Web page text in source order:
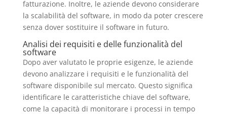
fatturazione. Inoltre, le aziende devono considerare
la scalabilità del software, in modo da poter crescere
senza dover sostituire il software in futuro.
Analisi dei requisiti e delle funzionalità del
software
Dopo aver valutato le proprie esigenze, le aziende
devono analizzare i requisiti e le funzionalità del
software disponibile sul mercato. Questo significa
identificare le caratteristiche chiave del software,
come la capacità di monitorare i processi in tempo